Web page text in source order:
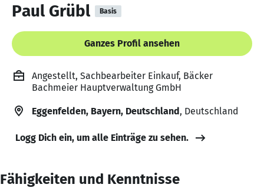
Paul Grübl Basis
Ganzes Profil ansehen
Angestellt, Sachbearbeiter Einkauf, Bäcker
Bachmeier Hauptverwaltung GmbH
Eggenfelden, Bayern, Deutschland, Deutschland
Logg Dich ein, um alle Einträge zu sehen.
Fähigkeiten und Kenntnisse